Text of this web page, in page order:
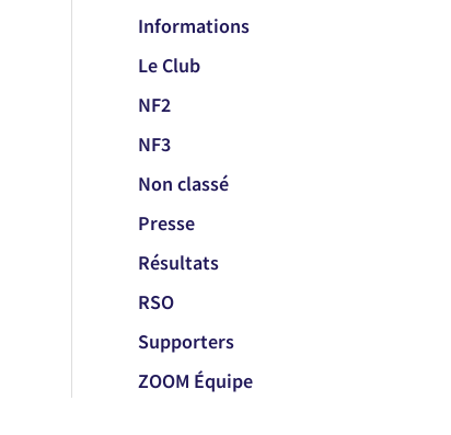
Informations
Le Club
NF2
NF3
Non classé
Presse
Résultats
RSO
Supporters
ZOOM Équipe